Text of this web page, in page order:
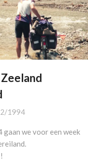
1994
gaan we voor een week